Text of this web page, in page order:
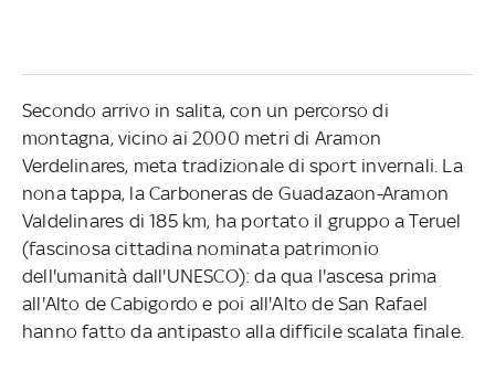
Secondo arrivo in salita, con un percorso di
montagna, vicino ai 2000 metri di Aramon
Verdelinares, meta tradizionale di sport invernali. La
nona tappa, la Carboneras de Guadazaon-Aramon
Valdelinares di 185 km, ha portato il gruppo a Teruel
(fascinosa cittadina nominata patrimonio
dell'umanità dall'UNESCO): da qua l'ascesa prima
all'Alto de Cabigordo e poi all'Alto de San Rafael
hanno fatto da antipasto alla difficile scalata finale.